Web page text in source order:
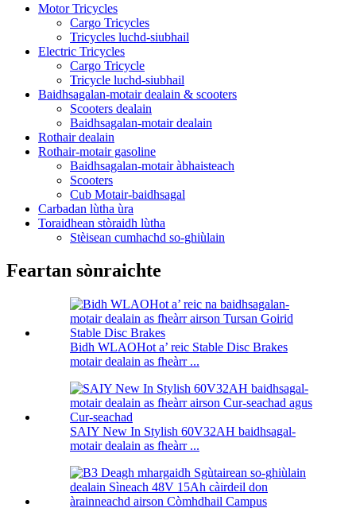
Motor Tricycles
Cargo Tricycles
Tricycles luchd-siubhail
Electric Tricycles
Cargo Tricycle
Tricycle luchd-siubhail
Baidhsagalan-motair dealain & scooters
Scooters dealain
Baidhsagalan-motair dealain
Rothair dealain
Rothair-motair gasoline
Baidhsagalan-motair àbhaisteach
Scooters
Cub Motair-baidhsagal
Carbadan lùtha ùra
Toraidhean stòraidh lùtha
Stèisean cumhachd so-ghiùlain
Feartan sònraichte
Bidh WLAOHot a’ reic Stable Disc Brakes
motair dealain as fheàrr ...
SAIY New In Stylish 60V32AH baidhsagal-
motair dealain as fheàrr ...